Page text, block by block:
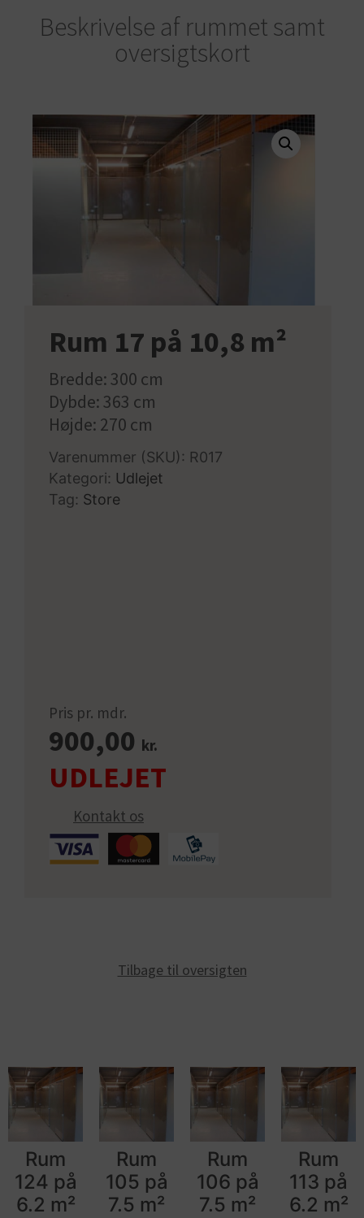
Beskrivelse af rummet samt
oversigtskort
Rum 17 på 10,8 m²
Bredde: 300 cm
Dybde: 363 cm
Højde: 270 cm
Varenummer (SKU): R017
Kategori: Udlejet
Tag: Store
Pris pr. mdr.
900,00 kr.
Kontakt os
Tilbage til oversigten
Rum
124 på
6.2 m²
Rum
105 på
7.5 m²
Rum
106 på
7.5 m²
Rum
113 på
6.2 m²